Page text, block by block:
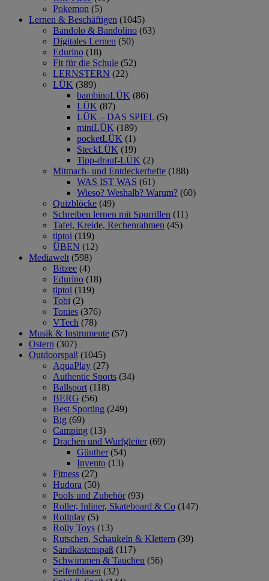
Pokemon (5)
Lernen & Beschäftigen (1045)
Bandolo & Bandolino (63)
Digitales Lernen (50)
Edurino (18)
Fit für die Schule (52)
LERNSTERN (22)
LÜK (389)
bambinoLÜK (86)
LÜK (87)
LÜK – DAS SPIEL (5)
miniLÜK (189)
pocketLÜK (1)
SteckLÜK (19)
Tipp-drauf-LÜK (2)
Mitmach- und Entdeckerhefte (188)
WAS IST WAS (61)
Wieso? Weshalb? Warum? (60)
Quizblöcke (49)
Schreiben lernen mit Spurrillen (11)
Tafel, Kreide, Rechenrahmen (45)
tiptoi (119)
ÜBEN (12)
Mediawelt (598)
Bitzee (4)
Edurino (18)
tiptoi (119)
Tobi (2)
Tonies (376)
VTech (78)
Musik & Instrumente (57)
Ostern (307)
Outdoorspaß (1045)
AquaPlay (27)
Authentic Sports (34)
Ballsport (118)
BERG (56)
Best Sporting (249)
Big (69)
Camping (13)
Drachen und Wurfgleiter (69)
Günther (54)
Invento (13)
Fitness (27)
Hudora (50)
Pools und Zubehör (93)
Roller, Inliner, Skateboard & Co (147)
Rollplay (5)
Rolly Toys (13)
Rutschen, Schaukeln & Klettern (39)
Sandkastenspaß (117)
Schwimmen & Tauchen (56)
Seifenblasen (32)